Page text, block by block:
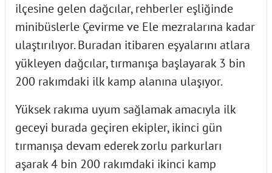
ilçesine gelen dağcılar, rehberler eşliğinde
minibüslerle Çevirme ve Ele mezralarına kadar
ulaştırılıyor. Buradan itibaren eşyalarını atlara
yükleyen dağcılar, tırmanışa başlayarak 3 bin
200 rakımdaki ilk kamp alanına ulaşıyor.
Yüksek rakıma uyum sağlamak amacıyla ilk
geceyi burada geçiren ekipler, ikinci gün
tırmanışa devam ederek zorlu parkurları
aşarak 4 bin 200 rakımdaki ikinci kamp